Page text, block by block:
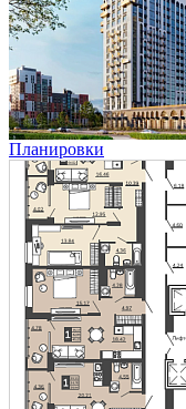
Планировки